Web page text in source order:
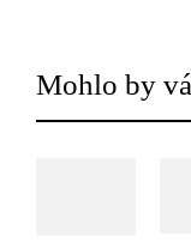
Mohlo by